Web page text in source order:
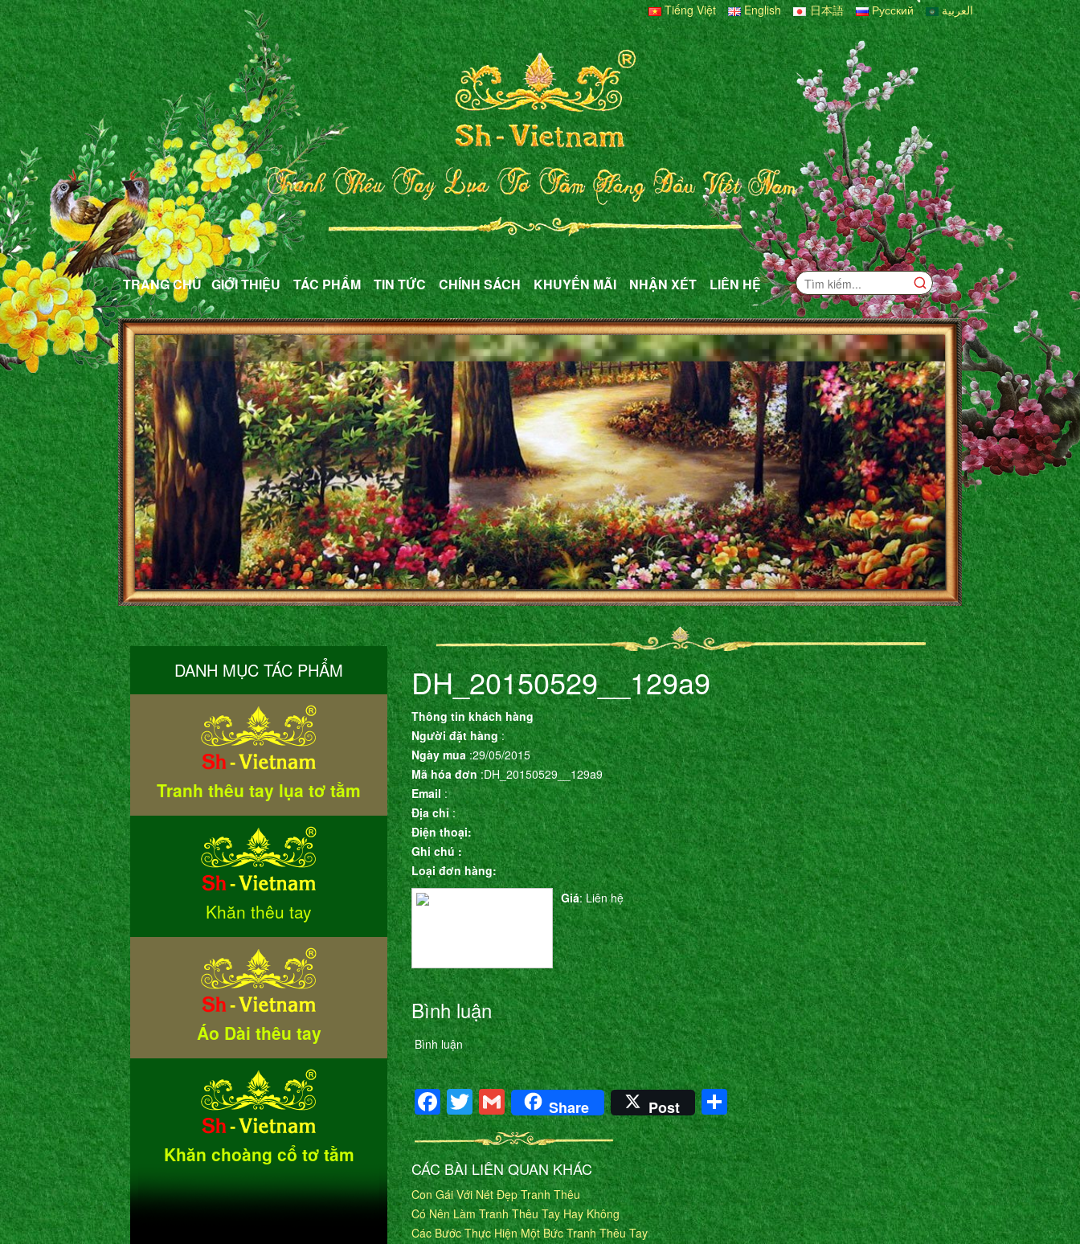
Tiếng Việt English 日本語 Русский العربية
TRANG CHỦ GIỚI THIỆU TÁC PHẨM TIN TỨC CHÍNH SÁCH KHUYẾN MÃI NHẬN XÉT LIÊN HỆ
DH_20150529__129a9
Thông tin khách hàng
Người đặt hàng:
Ngày mua:29/05/2015
Mã hóa đơn:DH_20150529__129a9
Email:
Địa chỉ:
Điện thoại:
Ghi chú :
Loại đơn hàng:
Giá: Liên hệ
Bình luận
Bình luận
Facebook
Twitter
Gmail
Share Post Share
CÁC BÀI LIÊN QUAN KHÁC
Con Gái Với Nét Đẹp Tranh Thêu
Có Nên Làm Tranh Thêu Tay Hay Không
Các Bước Thực Hiện Một Bức Tranh Thêu Tay
DANH MỤC TÁC PHẨM
Tranh thêu tay lụa tơ tằm
Khăn thêu tay
Áo Dài thêu tay
Khăn choàng cổ tơ tằm